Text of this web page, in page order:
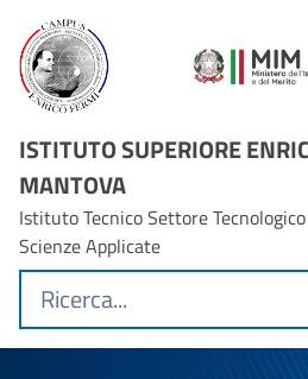
ISTITUTO SUPERIORE
MANTOVA
Istituto Tecnico Settore
Scienze Applicate